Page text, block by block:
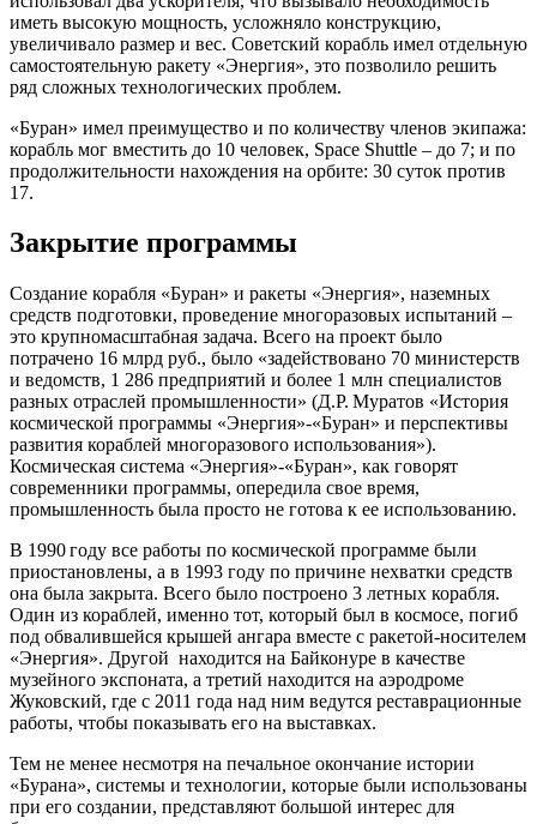
иметь высокую мощность, усложняло конструкцию,
увеличивало размер и вес. Советский корабль имел отдельную
самостоятельную ракету «Энергия», это позволило решить
ряд сложных технологических проблем.
«Буран» имел преимущество и по количеству членов экипажа:
корабль мог вместить до 10 человек, Space Shuttle – до 7; и по
продолжительности нахождения на орбите: 30 суток против
17.
Закрытие программы
Создание корабля «Буран» и ракеты «Энергия», наземных
средств подготовки, проведение многоразовых испытаний –
это крупномасштабная задача. Всего на проект было
потрачено 16 млрд руб., было «задействовано 70 министерств
и ведомств, 1 286 предприятий и более 1 млн специалистов
разных отраслей промышленности» (Д.Р. Муратов «История
космической программы «Энергия»-«Буран» и перспективы
развития кораблей многоразового использования»).
Космическая система «Энергия»-«Буран», как говорят
современники программы, опередила свое время,
промышленность была просто не готова к ее использованию.
В 1990 году все работы по космической программе были
приостановлены, а в 1993 году по причине нехватки средств
она была закрыта. Всего было построено 3 летных корабля.
Один из кораблей, именно тот, который был в космосе, погиб
под обвалившейся крышей ангара вместе с ракетой-носителем
«Энергия». Другой находится на Байконуре в качестве
музейного экспоната, а третий находится на аэродроме
Жуковский, где с 2011 года над ним ведутся реставрационные
работы, чтобы показывать его на выставках.
Тем не менее несмотря на печальное окончание истории
«Бурана», системы и технологии, которые были использованы
при его создании, представляют большой интерес для